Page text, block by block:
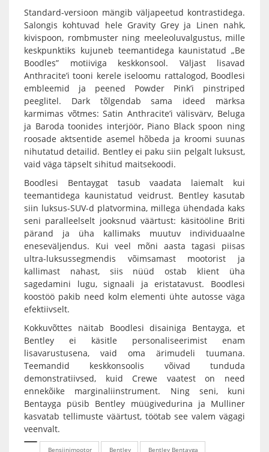
Standard-versioon mängib väljapeetud kontrastidega.
Salongis kohtuvad hele Gravity Grey ja Linen nahk,
kivispoon, rombmuster ning meeleoluvalgustus, mille
keskpunktiks kujuneb teemantidega kaunistatud „Be
Boodles” motiiviga keskkonsool. Väljast lisavad
Anthracite’i tooni kerele iseloomu rattalogod, Boodlesi
embleemid ja peened Powder Pink’i pinstriped
peeglitel. Dark tõlgendab sama ideed märksa
karmimas võtmes: Satin Anthracite’i välisvärv, Beluga
ja Baroda toonides interjöör, Piano Black spoon ning
roosade aktsentide asemel hõbeda ja kroomi suunas
nihutatud detailid. Bentley ei paku siin pelgalt luksust,
vaid väga täpselt sihitud maitsekoodi.
Boodlesi Bentaygat tasub vaadata laiemalt kui
teemantidega kaunistatud veidrust. Bentley kasutab
siin luksus-SUV-d platvormina, millega ühendada kaks
seni paralleelselt jooksnud väärtust: käsitööline Briti
pärand ja üha kallimaks muutuv individuaalne
eneseväljendus. Kui veel mõni aasta tagasi piisas
ultra-luksussegmendis võimsamast mootorist ja
kallimast nahast, siis nüüd ostab klient üha
sagedamini lugu, signaali ja eristatavust. Boodlesi
koostöö pakib need kolm elementi ühte autosse väga
efektiivselt.
Kokkuvõttes näitab Boodlesi disainiga Bentayga, et
Bentley ei käsitle personaliseerimist enam
lisavarustusena, vaid oma ärimudeli tuumana.
Teemandid keskkonsoolis võivad tunduda
demonstratiivsed, kuid Crewe vaatest on need
ennekõike marginaliinstrument. Ning seni, kuni
Bentayga püsib Bentley müügivedurina ja Mulliner
kasvatab tellimuste väärtust, töötab see valem vägagi
veenvalt.
Bensiinimootor Bentley Bentley Bentayga